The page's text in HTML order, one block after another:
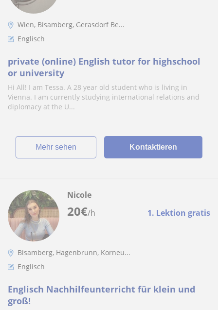
Wien, Bisamberg, Gerasdorf Be...
Englisch
private (online) English tutor for highschool
or university
Hi All! I am Tessa. A 28 year old student who is living in
Vienna. I am currently studying international relations and
diplomacy at the U...
Mehr sehen Kontaktieren
20€/h 1. Lektion gratis
Nicole
Bisamberg, Hagenbrunn, Korneu...
Englisch
Englisch Nachhilfeunterricht für klein und
groß!